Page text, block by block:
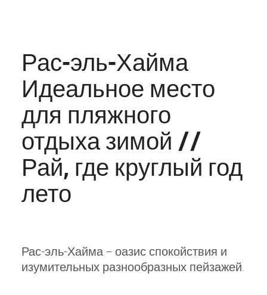
Рас-эль-Хайма
Идеальное место
для пляжного
отдыха зимой //
Рай, где круглый год
лето
Рас-эль-Хайма – оазис спокойствия и
изумительных разнообразных пейзажей.